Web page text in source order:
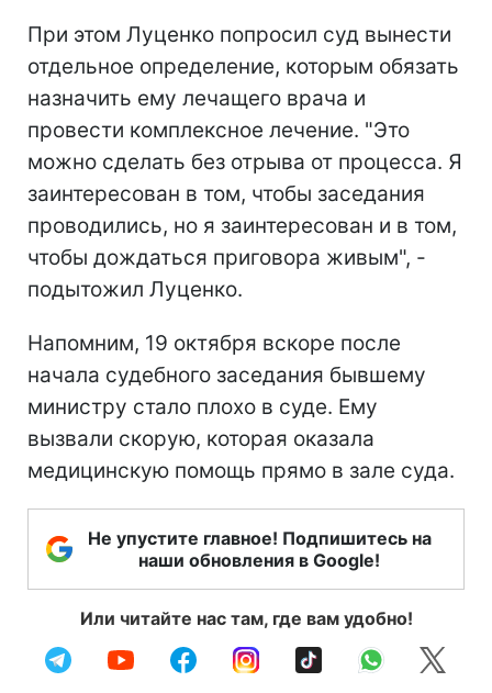
При этом Луценко попросил суд вынести
отдельное определение, которым обязать
назначить ему лечащего врача и
провести комплексное лечение. "Это
можно сделать без отрыва от процесса. Я
заинтересован в том, чтобы заседания
проводились, но я заинтересован и в том,
чтобы дождаться приговора живым", -
подытожил Луценко.
Напомним, 19 октября вскоре после
начала судебного заседания бывшему
министру стало плохо в суде. Ему
вызвали скорую, которая оказала
медицинскую помощь прямо в зале суда.
Не упустите главное! Подпишитесь на
наши обновления в Google!
Или читайте нас там, где вам удобно!